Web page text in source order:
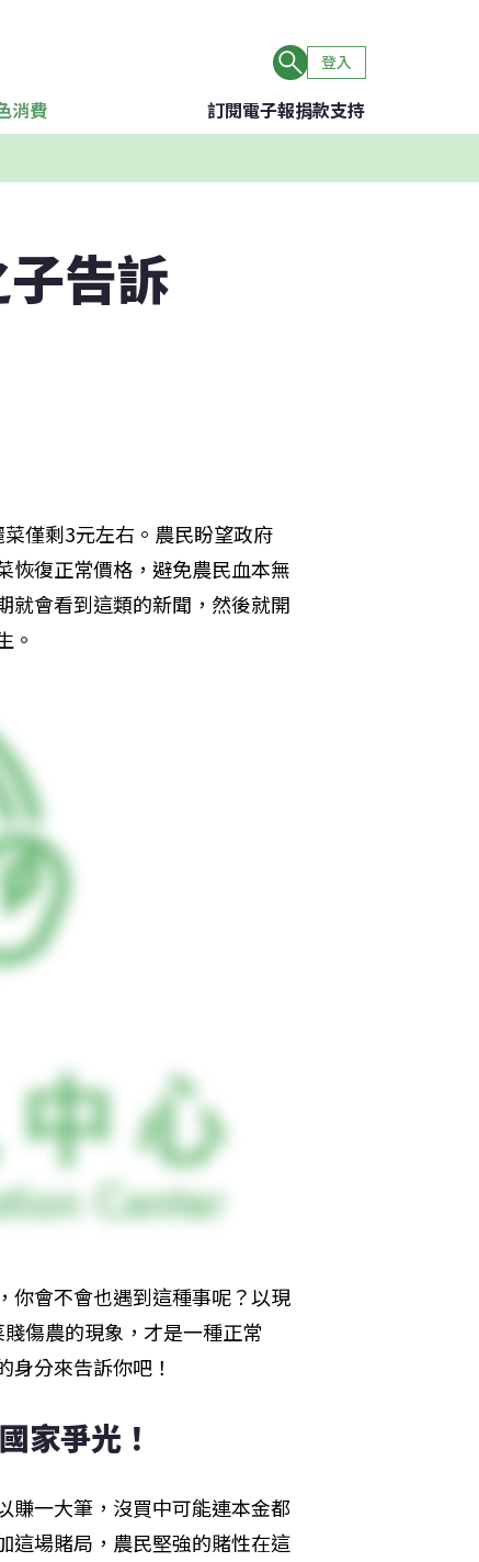
登入
消費 訂閱電子報捐款支持
告訴
僅剩3元左右。農民盼望政府
恢復正常價格，避免農民血本無
就會看到這類的新聞，然後就開
。
你會不會也遇到這種事呢？以現
傷農的現象，才是一種正常
分來告訴你吧！
家爭光！
賺一大筆，沒買中可能連本金都
這場賭局，農民堅強的賭性在這